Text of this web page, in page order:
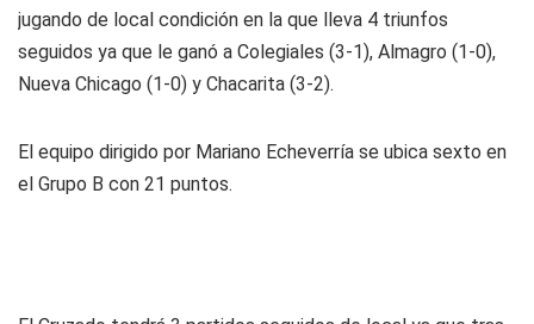
jugando de local condición en la que lleva 4 triunfos
seguidos ya que le ganó a Colegiales (3-1), Almagro (1-0),
Nueva Chicago (1-0) y Chacarita (3-2).
El equipo dirigido por Mariano Echeverría se ubica sexto en
el Grupo B con 21 puntos.